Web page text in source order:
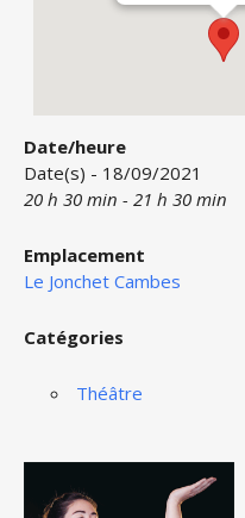
Date/heure
Date(s) - 18/09/2021
20 h 30 min - 21 h 30 min
Emplacement
Le Jonchet Cambes
Catégories
Théâtre